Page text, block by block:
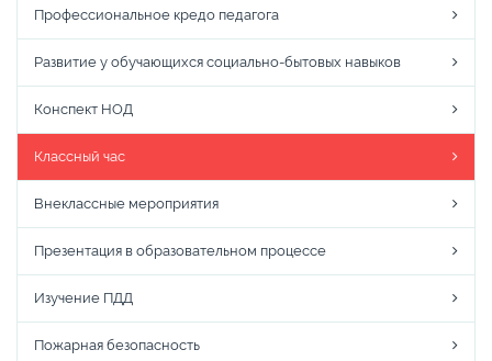
Профессиональное кредо педагога
Развитие у обучающихся социально-бытовых навыков
Конспект НОД
Классный час
Внеклассные мероприятия
Презентация в образовательном процессе
Изучение ПДД
Пожарная безопасность